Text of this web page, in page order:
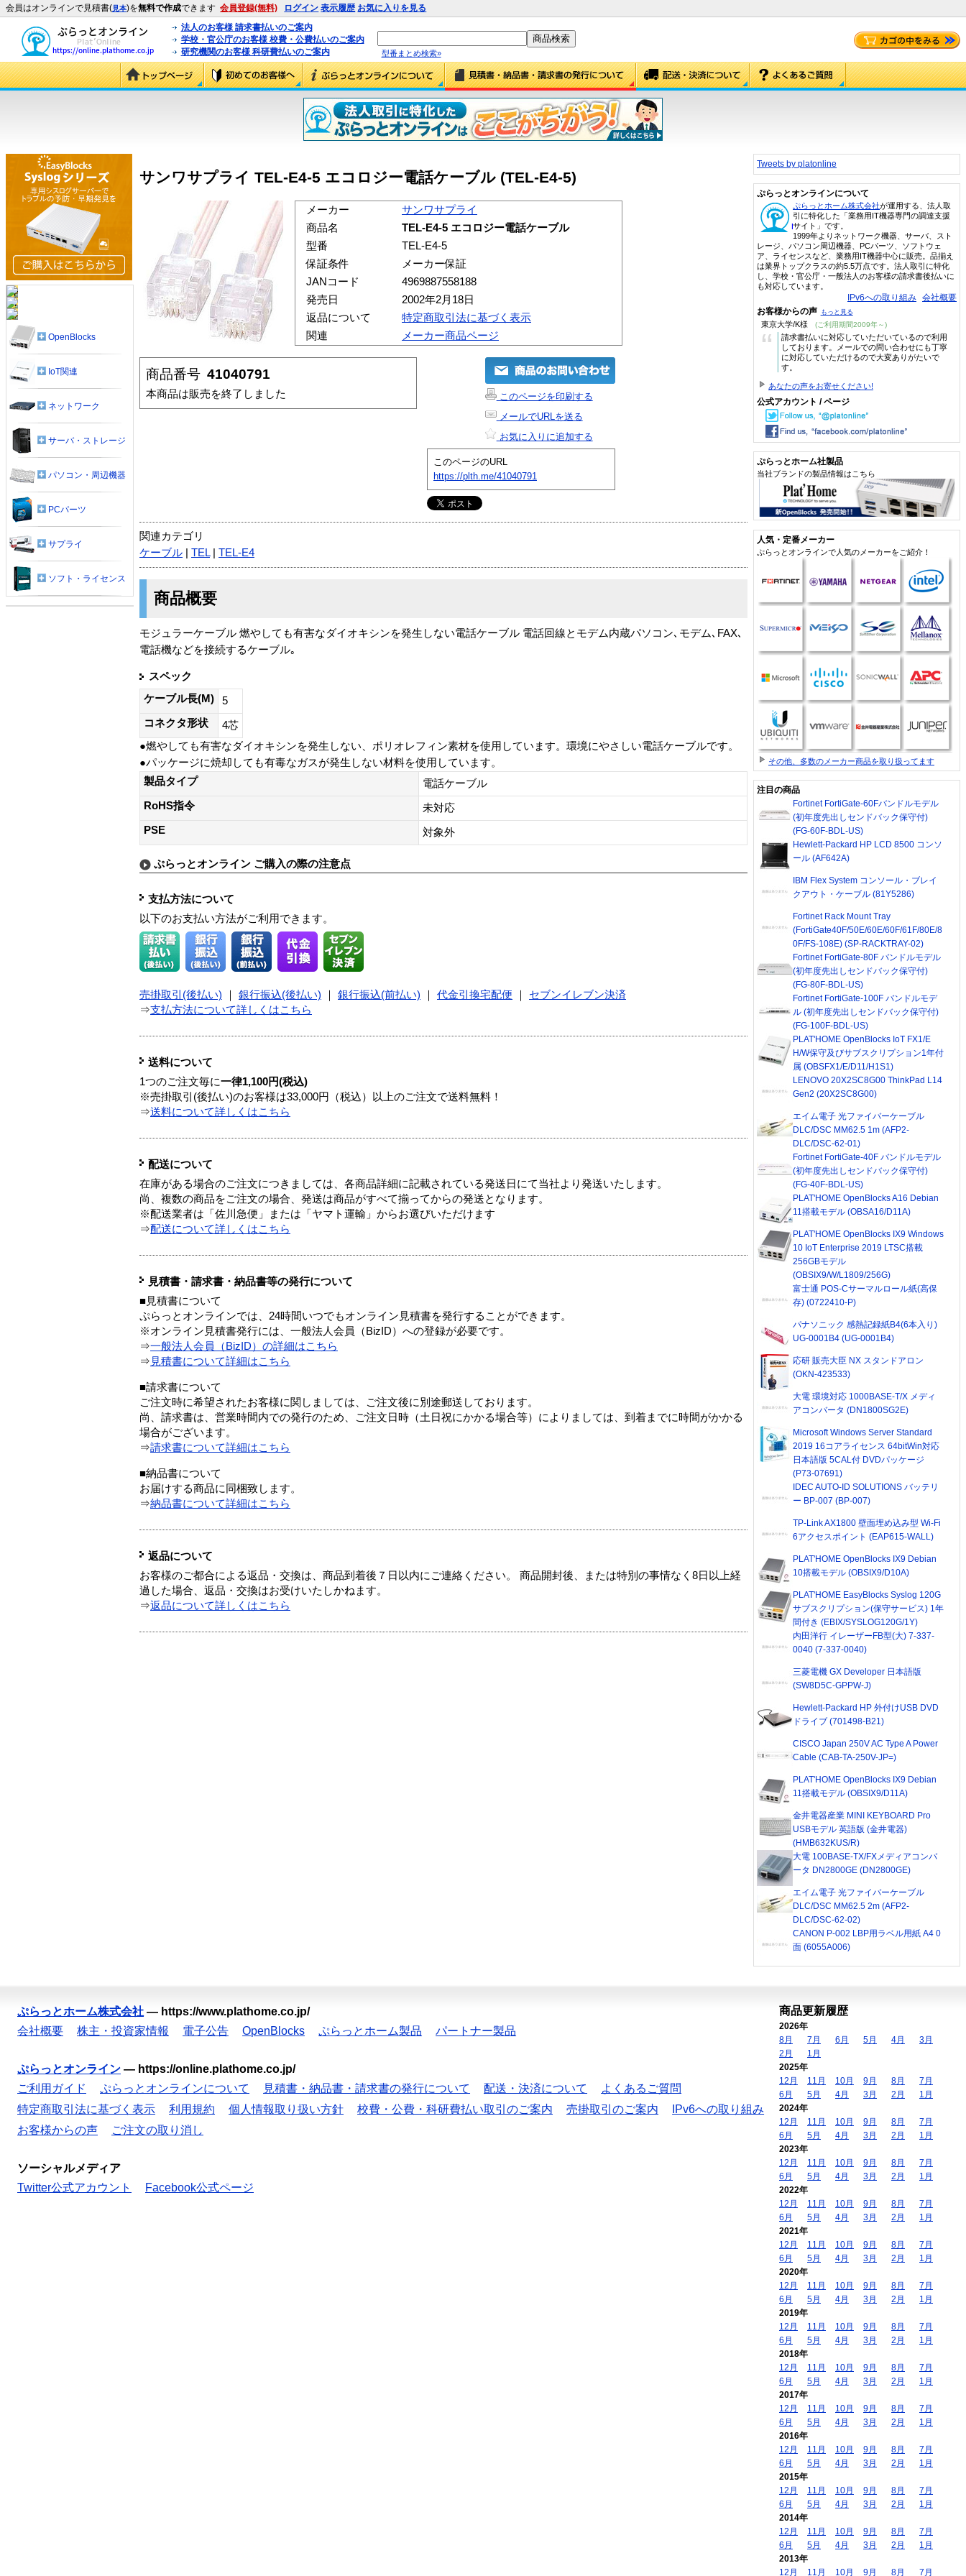
会員はオンラインで見積書(見本)を無料で作成できます 会員登録(無料) ログイン 表示履歴 お気に入りを見る
法人のお客様 請求書払いのご案内
学校・官公庁のお客様 校費・公費払いのご案内
研究機関のお客様 科研費払いのご案内
型番まとめ検索»
サンワサプライ TEL-E4-5 エコロジー電話ケーブル (TEL-E4-5)
メーカー
サンワサプライ
商品名
TEL-E4-5 エコロジー電話ケーブル
型番
TEL-E4-5
保証条件
メーカー保証
JANコード
4969887558188
発売日
2002年2月18日
返品について
特定商取引法に基づく表示
関連
メーカー商品ページ
商品番号 41040791
本商品は販売を終了しました
このページを印刷する
メールでURLを送る
お気に入りに追加する
このページのURL
https://plth.me/41040791
関連カテゴリ
ケーブル
TEL| TEL-E4
商品概要
モジュラーケーブル 燃やしても有害なダイオキシンを発生しない電話ケーブル 電話回線とモデム内蔵パソコン､モデム､FAX､
電話機などを接続するケーブル｡
スペック
ケーブル長(M)
5
コネクタ形状
4芯
●燃やしても有害なダイオキシンを発生しない、ポリオレフィン素材を使用しています。環境にやさしい電話ケーブルです。
●パッケージに焼却しても有毒なガスが発生しない材料を使用しています。
製品タイプ
電話ケーブル
RoHS指令
未対応
PSE
対象外
ぷらっとオンライン ご購入の際の注意点
支払方法について
以下のお支払い方法がご利用できます。
売掛取引(後払い) 銀行振込(後払い) 銀行振込(前払い) 代金引換宅配便
セブンイレブン決済
⇒支払方法について詳しくはこちら
送料について
1つのご注文毎に一律1,100円(税込)
※売掛取引(後払い)のお客様は33,000円（税込）以上のご注文で送料無料！
⇒送料について詳しくはこちら
配送について
在庫がある場合のご注文につきましては、各商品詳細に記載されている発送日にて当社より発送いたします。
尚、複数の商品をご注文の場合、発送は商品がすべて揃ってからの発送となります。
※配送業者は「佐川急便」または「ヤマト運輸」からお選びいただけます
⇒配送について詳しくはこちら
見積書・請求書・納品書等の発行について
■見積書について
ぷらっとオンラインでは、24時間いつでもオンライン見積書を発行することができます。
※オンライン見積書発行には、一般法人会員（BizID）への登録が必要です。
⇒一般法人会員（BizID）の詳細はこちら
⇒ 見積書について詳細はこちら
■請求書について
ご注文時に希望されたお客様に関しましては、ご注文後に別途郵送しております。
尚、請求書は、営業時間内での発行のため、ご注文日時（土日祝にかかる場合等）によりましては、到着までに時間がかかる
場合がございます。
⇒請求書について詳細はこちら
■納品書について
お届けする商品に同梱致します。
⇒納品書について詳細はこちら
返品について
お客様のご都合による返品・交換は、商品到着後７日以内にご連絡ください。 商品開封後、または特別の事情なく8日以上経
過した場合、返品・交換はお受けいたしかねます。
⇒返品について詳しくはこちら
OpenBlocks
IoT関連
ネットワーク
サーバ・ストレージ
パソコン・周辺機器
PCパーツ
サプライ
ソフト・ライセンス
Tweets by platonline
ぷらっとオンラインについて
ぷらっとホーム株式会社が運用する、法人取
引に特化した「業務用IT機器専門の調達支援
サイト」です。
1999年よりネットワーク機器、サーバ、スト
レージ、パソコン周辺機器、PCパーツ、ソフトウェ
ア、ライセンスなど、業務用IT機器中心に販売。品揃え
は業界トップクラスの約5.5万点です。法人取引に特化
し、学校・官公庁・一般法人のお客様の請求書後払いに
も対応しています。
IPv6への取り組み 会社概要
お客様からの声 もっと見る
東京大学/K様 (ご利用期間2009年～)
“
請求書払いに対応していただいているので利用
しております。メールでの問い合わせにも丁寧
に対応していただけるので大変ありがたいで
す。
あなたの声をお寄せください!
公式アカウント / ページ
ぷらっとホーム社製品
当社ブランドの製品情報はこちら
人気・定番メーカー
ぷらっとオンラインで人気のメーカーをご紹介！
その他、多数のメーカー商品を取り扱ってます
注目の商品
Fortinet FortiGate-60Fバンドルモデル
(初年度先出しセンドバック保守付)
(FG-60F-BDL-US)
Hewlett-Packard HP LCD 8500 コンソ
ール (AF642A)
IBM Flex System コンソール・ブレイ
クアウト・ケーブル (81Y5286)
Fortinet Rack Mount Tray
(FortiGate40F/50E/60E/60F/61F/80E/8
0F/FS-108E) (SP-RACKTRAY-02)
Fortinet FortiGate-80F バンドルモデル
(初年度先出しセンドバック保守付)
(FG-80F-BDL-US)
Fortinet FortiGate-100F バンドルモデ
ル (初年度先出しセンドバック保守付)
(FG-100F-BDL-US)
PLAT'HOME OpenBlocks IoT FX1/E
H/W保守及びサブスクリプション1年付
属 (OBSFX1/E/D11/H1S1)
LENOVO 20X2SC8G00 ThinkPad L14
Gen2 (20X2SC8G00)
エイム電子 光ファイバーケーブル
DLC/DSC MM62.5 1m (AFP2-
DLC/DSC-62-01)
Fortinet FortiGate-40F バンドルモデル
(初年度先出しセンドバック保守付)
(FG-40F-BDL-US)
PLAT'HOME OpenBlocks A16 Debian
11搭載モデル (OBSA16/D11A)
PLAT'HOME OpenBlocks IX9 Windows
10 IoT Enterprise 2019 LTSC搭載
256GBモデル
(OBSIX9/W/L1809/256G)
富士通 POS-Cサーマルロール紙(高保
存) (0722410-P)
パナソニック 感熱記録紙B4(6本入り)
UG-0001B4 (UG-0001B4)
応研 販売大臣 NX スタンドアロン
(OKN-423533)
大電 環境対応 1000BASE-T/X メディ
アコンバータ (DN1800SG2E)
Microsoft Windows Server Standard
2019 16コアライセンス 64bitWin対応
日本語版 5CAL付 DVDパッケージ
(P73-07691)
IDEC AUTO-ID SOLUTIONS バッテリ
ー BP-007 (BP-007)
TP-Link AX1800 壁面埋め込み型 Wi-Fi
6アクセスポイント (EAP615-WALL)
PLAT'HOME OpenBlocks IX9 Debian
10搭載モデル (OBSIX9/D10A)
PLAT'HOME EasyBlocks Syslog 120G
サブスクリプション(保守サービス) 1年
間付き (EBIX/SYSLOG120G/1Y)
内田洋行 イレーザーFB型(大) 7-337-
0040 (7-337-0040)
三菱電機 GX Developer 日本語版
(SW8D5C-GPPW-J)
Hewlett-Packard HP 外付けUSB DVD
ドライブ (701498-B21)
CISCO Japan 250V AC Type A Power
Cable (CAB-TA-250V-JP=)
PLAT'HOME OpenBlocks IX9 Debian
11搭載モデル (OBSIX9/D11A)
金井電器産業 MINI KEYBOARD Pro
USBモデル 英語版 (金井電器)
(HMB632KUS/R)
大電 100BASE-TX/FXメディアコンバ
ータ DN2800GE (DN2800GE)
エイム電子 光ファイバーケーブル
DLC/DSC MM62.5 2m (AFP2-
DLC/DSC-62-02)
CANON P-002 LBP用ラベル用紙 A4 0
面 (6055A006)
ぷらっとホーム株式会社 — https://www.plathome.co.jp/
会社概要
株主・投資家情報 電子公告 OpenBlocks ぷらっとホーム製品 パートナー製品
ぷらっとオンライン — https://online.plathome.co.jp/
ご利用ガイド
ぷらっとオンラインについて 見積書・納品書・請求書の発行について 配送・決済について
よくあるご質問
特定商取引法に基づく表示
利用規約 個人情報取り扱い方針 校費・公費・科研費払い取引のご案内 売掛取引のご案内
IPv6への取り組み
お客様からの声
ご注文の取り消し
ソーシャルメディア
Twitter公式アカウント
Facebook公式ページ
商品更新履歴
2026年
8月
7月 6月 5月 4月
3月
2月
1月
2025年
12月
11月 10月 9月 8月
7月
6月
5月 4月 3月 2月
1月
2024年
12月
11月 10月 9月 8月
7月
6月
5月 4月 3月 2月
1月
2023年
12月
11月 10月 9月 8月
7月
6月
5月 4月 3月 2月
1月
2022年
12月
11月 10月 9月 8月
7月
6月
5月 4月 3月 2月
1月
2021年
12月
11月 10月 9月 8月
7月
6月
5月 4月 3月 2月
1月
2020年
12月
11月 10月 9月 8月
7月
6月
5月 4月 3月 2月
1月
2019年
12月
11月 10月 9月 8月
7月
6月
5月 4月 3月 2月
1月
2018年
12月
11月 10月 9月 8月
7月
6月
5月 4月 3月 2月
1月
2017年
12月
11月 10月 9月 8月
7月
6月
5月 4月 3月 2月
1月
2016年
12月
11月 10月 9月 8月
7月
6月
5月 4月 3月 2月
1月
2015年
12月
11月 10月 9月 8月
7月
6月
5月 4月 3月 2月
1月
2014年
12月
11月 10月 9月 8月
7月
6月
5月 4月 3月 2月
1月
2013年
12月
11月 10月 9月 8月 7月